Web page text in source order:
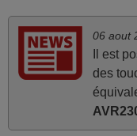
Parfait.. je
06 aout
Il est
des